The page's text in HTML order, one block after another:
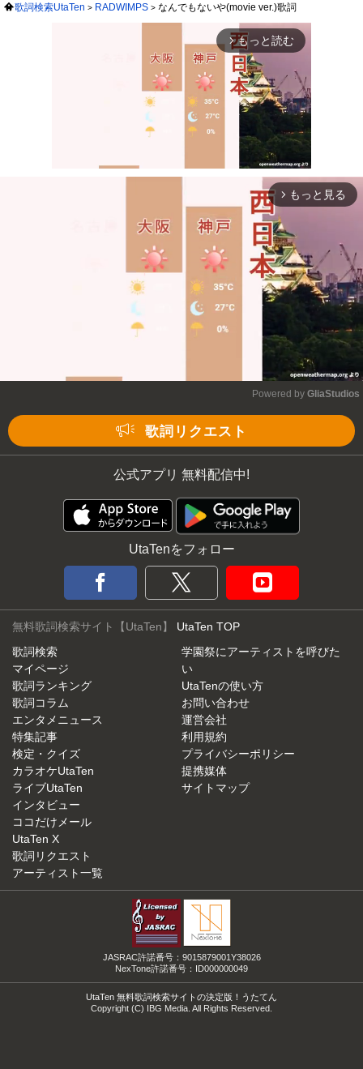
歌詞検索UtaTen RADWIMPS なんでもないや(movie ver.)歌詞
arrow_forward_ios もっと読む
Mute
arrow_forward_ios もっと見る
Powered by GliaStudios
歌詞リクエスト
公式アプリ 無料配信中!
UtaTenをフォロー
無料歌詞検索サイト【UtaTen】 UtaTen TOP
歌詞検索
マイページ
歌詞ランキング
歌詞コラム
エンタメニュース
特集記事
検定・クイズ
カラオケUtaTen
ライブUtaTen
インタビュー
ココだけメール
UtaTen X
歌詞リクエスト
アーティスト一覧
学園祭にアーティストを呼びた
い
UtaTenの使い方
お問い合わせ
運営会社
利用規約
プライバシーポリシー
提携媒体
サイトマップ
JASRAC許諾番号：9015879001Y38026
NexTone許諾番号：ID000000049
UtaTen 無料歌詞検索サイトの決定版！うたてん
Copyright (C) IBG Media. All Rights Reserved.